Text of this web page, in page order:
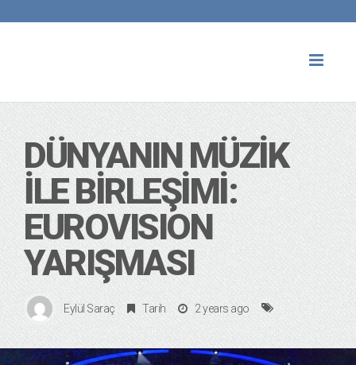
DÜNYANIN MÜZİK
İLE BİRLEŞİMİ:
EUROVISION
YARIŞMASI
Eylül Saraç Tarih 2 years ago